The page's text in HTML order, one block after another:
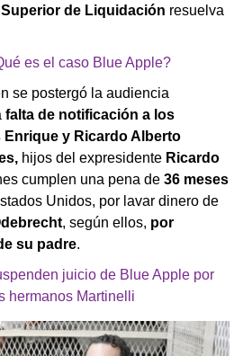
de Liquidación resuelva
es el caso Blue Apple?
se postergó la audiencia
falta de notificación a los
Enrique y Ricardo Alberto
hijos del expresidente Ricardo
cumplen una pena de 36 meses
Unidos, por lavar dinero de
, según ellos, por
su padre.
juicio de Blue Apple por
hermanos Martinelli